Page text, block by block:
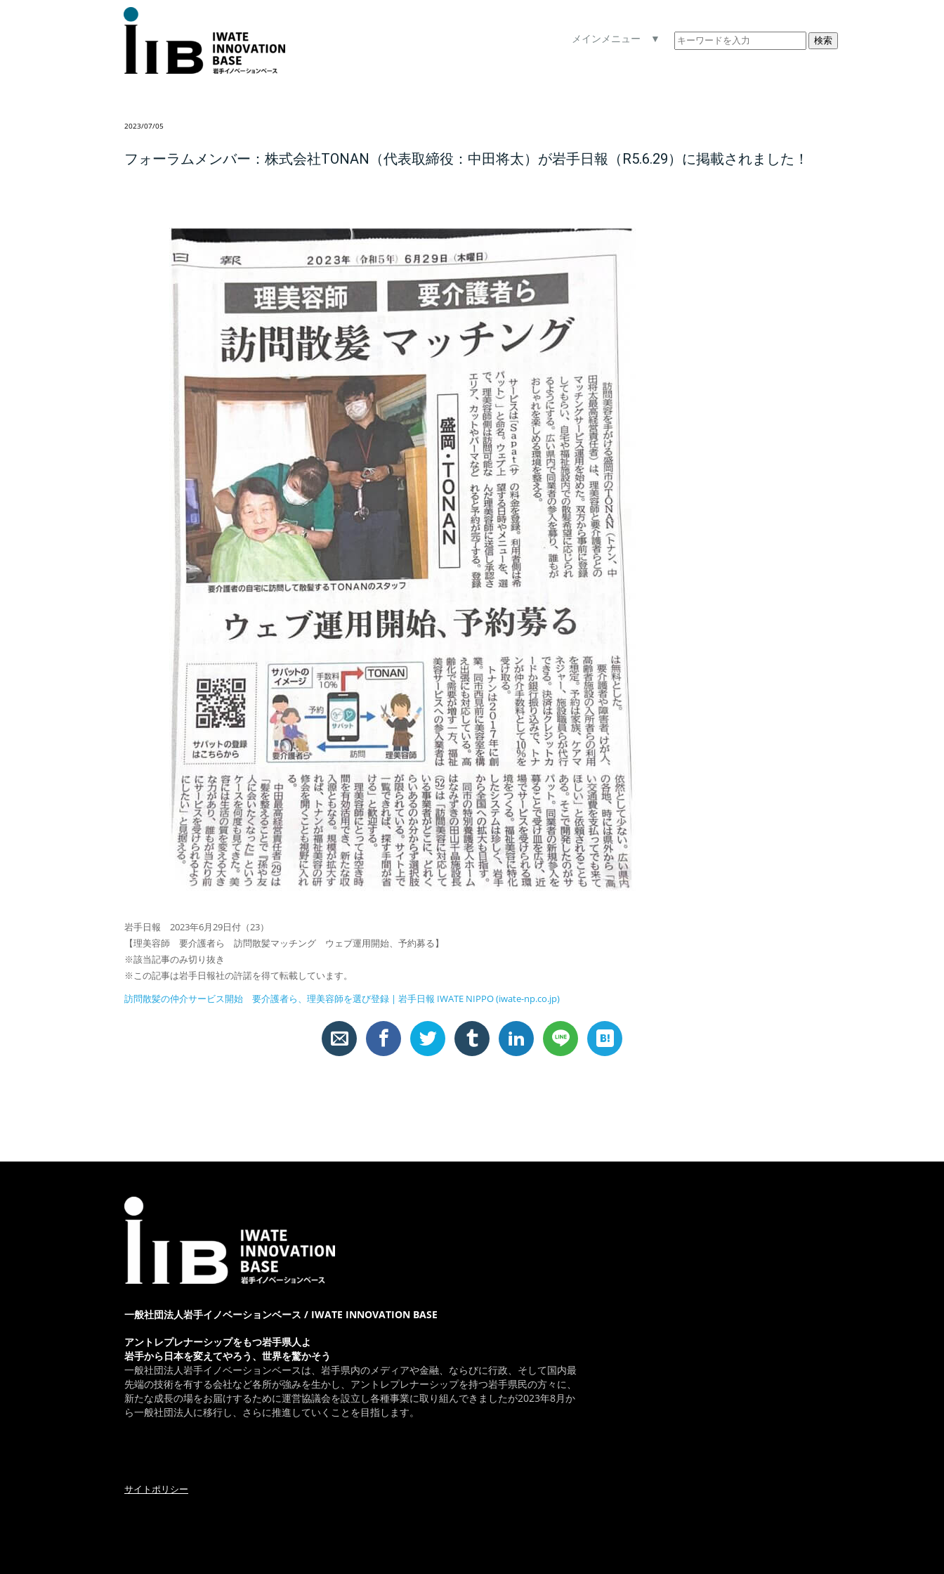
メインメニュー ▼ 検索
2023/07/05
フォーラムメンバー：株式会社TONAN（代表取締役：中田将太）が岩手日報（R5.6.29）に掲載されました！
岩手日報 2023年6月29日付（23）
【理美容師 要介護者ら 訪問散髪マッチング ウェブ運用開始、予約募る】
※該当記事のみ切り抜き
※この記事は岩手日報社の許諾を得て転載しています。
訪問散髪の仲介サービス開始 要介護者ら、理美容師を選び登録 | 岩手日報 IWATE NIPPO (iwate-np.co.jp)
一般社団法人岩手イノベーションベース / IWATE INNOVATION BASE
アントレプレナーシップをもつ岩手県人よ
岩手から日本を変えてやろう、世界を驚かそう
一般社団法人岩手イノベーションベースは、岩手県内のメディアや金融、ならびに行政、そして国内最
先端の技術を有する会社など各所が強みを生かし、アントレプレナーシップを持つ岩手県民の方々に、
新たな成長の場をお届けするために運営協議会を設立し各種事業に取り組んできましたが2023年8月か
ら一般社団法人に移行し、さらに推進していくことを目指します。
サイトポリシー